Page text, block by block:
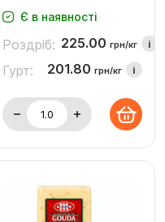
Є в наявності
Роздріб: 225.00 грн/кг i
Гурт: 201.80 грн/кг i